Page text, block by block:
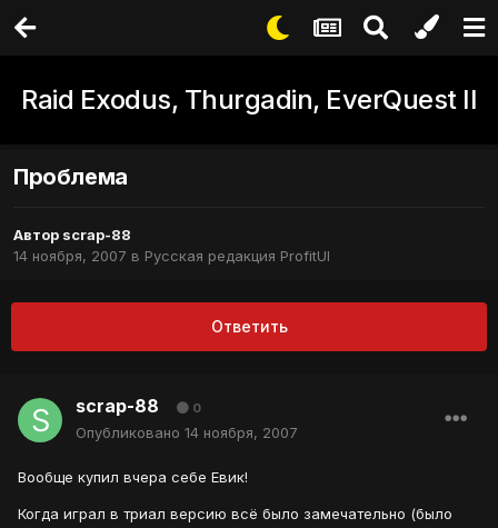
Raid Exodus, Thurgadin, EverQuest II
Проблема
Автор scrap-88
14 ноября, 2007 в Русская редакция ProfitUI
Ответить
scrap-88 0
Опубликовано 14 ноября, 2007
Вообще купил вчера себе Евик!
Когда играл в триал версию всё было замечательно (было